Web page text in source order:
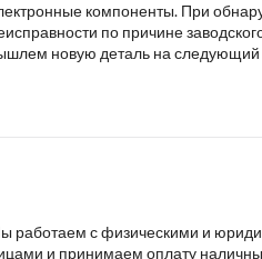
компоненты. При
по причине
новую деталь на следующий
работаем с физическими и
и принимаем оплату